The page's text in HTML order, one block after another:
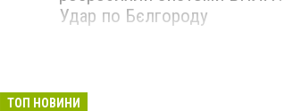
Удар по Бєлгороду
ТОП НОВИНИ